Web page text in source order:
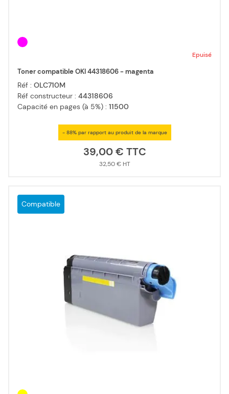
Epuisé
Toner compatible OKI 44318606 - magenta
Réf : OLC710M
Réf constructeur : 44318606
Capacité en pages (à 5%) : 11500
- 88% par rapport au produit de la marque
39,00 €
32,50 €
Compatible